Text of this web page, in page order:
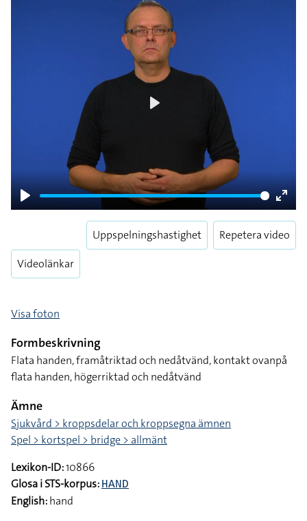
Play
Enter
Videolänkar
Uppspelningshastighet Repetera video
Visa foton
Formbeskrivning
Flata handen, framåtriktad och nedåtvänd, kontakt ovanpå
flata handen, högerriktad och nedåtvänd
Ämne
Sjukvård > kroppsdelar och kroppsegna ämnen
Spel > kortspel > bridge > allmänt
Lexikon-ID:10866
Glosa i STS-korpus: HAND
English:hand